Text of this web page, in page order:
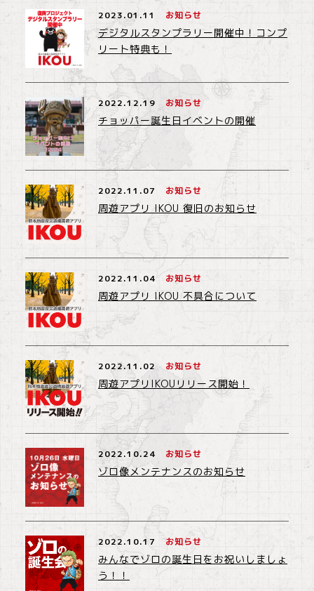
2023.01.11 お知らせ
デジタルスタンプラリー開催中！コンプ
リート特典も！
2022.12.19 お知らせ
チョッパー誕生日イベントの開催
2022.11.07 お知らせ
周遊アプリ IKOU 復旧のお知らせ
2022.11.04 お知らせ
周遊アプリ IKOU 不具合について
2022.11.02 お知らせ
周遊アプリIKOUリリース開始！
2022.10.24 お知らせ
ゾロ像メンテナンスのお知らせ
2022.10.17 お知らせ
みんなでゾロの誕生日をお祝いしましょ
う！！